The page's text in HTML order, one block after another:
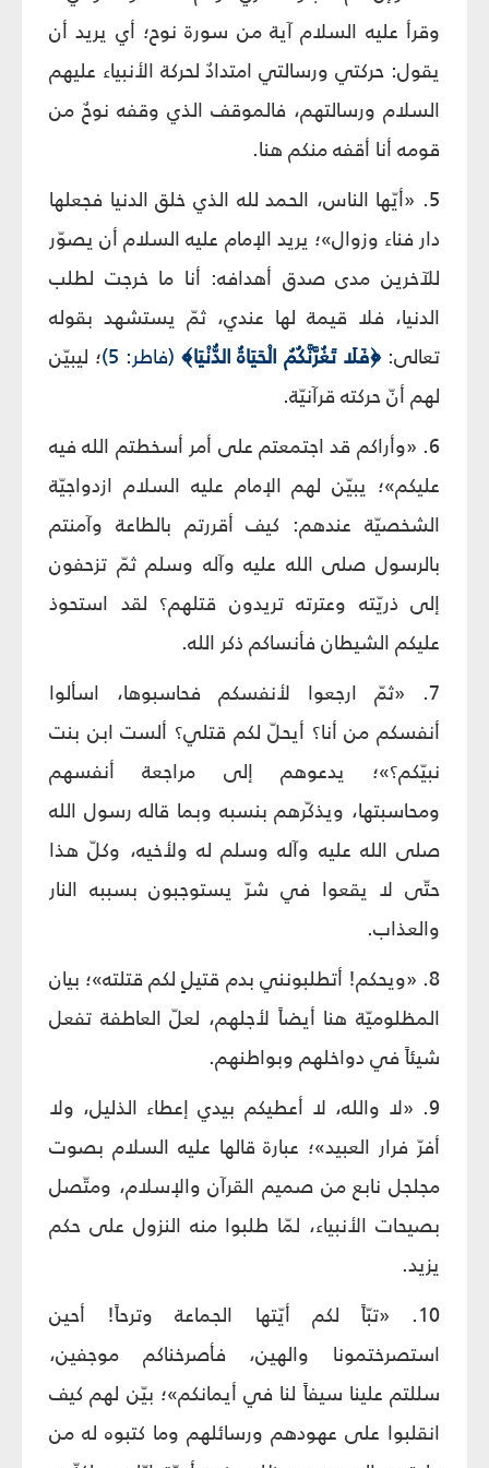
وقرأ عليه السلام آية من سورة نوح؛ أي يريد أن
يقول: حركتي ورسالتي امتدادٌ لحركة الأنبياء عليهم
السلام ورسالتهم، فالموقف الذي وقفه نوحٌ من
قومه أنا أقفه منكم هنا.
5. «أيّها الناس، الحمد لله الذي خلق الدنيا فجعلها
دار فناء وزوال»؛ يريد الإمام عليه السلام أن يصوّر
للآخرين مدى صدق أهدافه: أنا ما خرجت لطلب
الدنيا، فلا قيمة لها عندي، ثمّ يستشهد بقوله
تعالى:﴿فَلَا تَغُرَّنَّكُمُ الْحَيَاةُ الدُّنْيَا﴾ (فاطر: 5)
؛ ليبيّن
لهم أنّ حركته قرآنيّة.
6. «وأراكم قد اجتمعتم على أمر أسخطتم الله فيه
عليكم»؛ يبيّن لهم الإمام عليه السلام ازدواجيّة
الشخصيّة عندهم: كيف أقررتم بالطاعة وآمنتم
بالرسول صلى الله عليه وآله وسلم ثمّ تزحفون
إلى ذريّته وعترته تريدون قتلهم؟ لقد استحوذ
عليكم الشيطان فأنساكم ذكر الله.
7. «ثمّ ارجعوا لأنفسكم فحاسبوها، اسألوا
أنفسكم من أنا؟ أيحلّ لكم قتلي؟ ألست ابن بنت
نبيّكم؟»؛ يدعوهم إلى مراجعة أنفسهم
ومحاسبتها، ويذكّرهم بنسبه وبما قاله رسول الله
صلى الله عليه وآله وسلم له ولأخيه، وكلّ هذا
حتّى لا يقعوا في شرّ يستوجبون بسببه النار
والعذاب.
8. «ويحكم! أتطلبونني بدم قتيلٍ لكم قتلته»؛ بيان
المظلوميّة هنا أيضاً لأجلهم، لعلّ العاطفة تفعل
شيئاً في دواخلهم وبواطنهم.
9. «لا والله، لا أعطيكم بيدي إعطاء الذليل، ولا
أفرّ فرار العبيد»؛ عبارة قالها عليه السلام بصوت
مجلجل نابع من صميم القرآن والإسلام، ومتّصل
بصيحات الأنبياء، لمّا طلبوا منه النزول على حكم
يزيد.
10. «تبّاً لكم أيّتها الجماعة وترحاً! أحين
استصرختمونا والهين، فأصرخناكم موجفين،
سللتم علينا سيفاً لنا في أيمانكم»؛ بيّن لهم كيف
انقلبوا على عهودهم ورسائلهم وما كتبوه له من